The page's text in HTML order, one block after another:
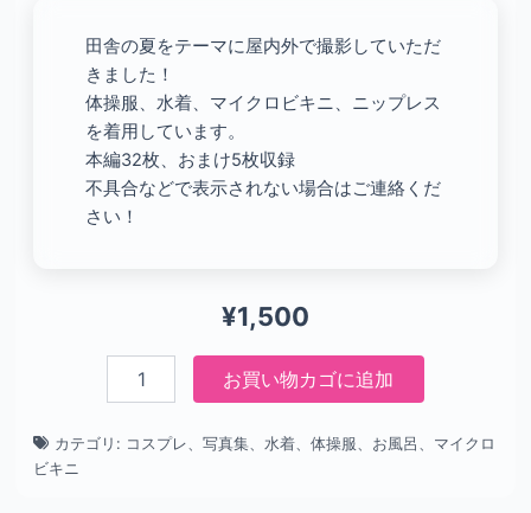
田舎の夏をテーマに屋内外で撮影していただ
きました！
体操服、水着、マイクロビキニ、ニップレス
を着用しています。
本編32枚、おまけ5枚収録
不具合などで表示されない場合はご連絡くだ
さい！
¥1,500
お買い物カゴに追加
カテゴリ: コスプレ、写真集、水着、体操服、お風呂、マイクロ
ビキニ